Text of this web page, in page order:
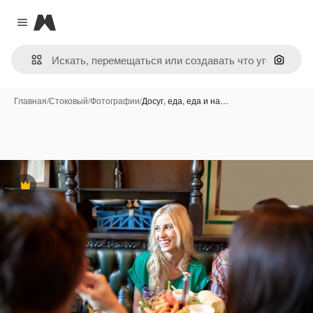
Close menu
Magnific
Поиск
Главная/Стоковый/Фотографии/Досуг, еда, еда и на…
Премиум